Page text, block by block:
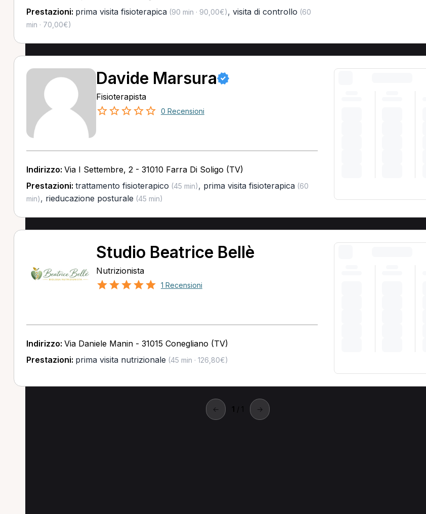
Prestazioni: prima visita fisioterapica(90 min · 90,00€), visita di controllo (60
min · 70,00€)
Davide Marsura
Fisioterapista
0 Recensioni
Indirizzo: Via I Settembre, 2 - 31010 Farra Di Soligo (TV)
Prestazioni: trattamento fisioterapico (45 min), prima visita fisioterapica(60
min), rieducazione posturale (45 min)
Studio Beatrice Bellè
Nutrizionista
1 Recensioni
Indirizzo: Via Daniele Manin - 31015 Conegliano (TV)
Prestazioni: prima visita nutrizionale (45 min · 126,80€)
← 1 / 1 →